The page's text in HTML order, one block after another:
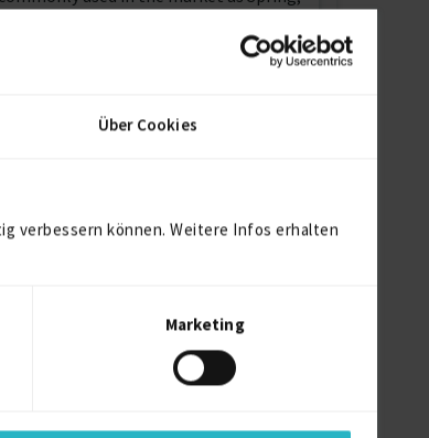
Über Cookies
verbessern können. Weitere Infos erhalten
Marketing
Object Relational (Spatial) DB such